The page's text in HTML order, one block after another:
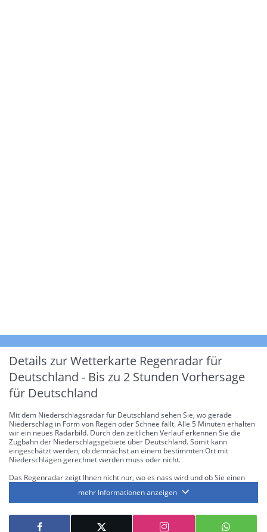
Details zur Wetterkarte Regenradar für
Deutschland - Bis zu 2 Stunden Vorhersage
für Deutschland
Mit dem Niederschlagsradar für Deutschland sehen Sie, wo gerade
Niederschlag in Form von Regen oder Schnee fällt. Alle 5 Minuten erhalten
wir ein neues Radarbild. Durch den zeitlichen Verlauf erkennen Sie die
Zugbahn der Niederschlagsgebiete über Deutschland. Somit kann
eingeschätzt werden, ob demnächst an einem bestimmten Ort mit
Niederschlägen gerechnet werden muss oder nicht.
Das Regenradar zeigt Ihnen nicht nur, wo es nass wird und ob Sie einen
die Niederschlagsintensität. Diese bezieht sich laut offiziellen Richtlinien
jeweils auf die Niederschlagsmenge in l/m² pro Stunde Regen- bzw.
Schneefall. Die 6 Stufen sind wie folgt gegliedert: Die hellen Blautöne
symbolisieren leichte bis mäßige Regen- bzw. Schneefälle mit einer
mehr Informationen anzeigen